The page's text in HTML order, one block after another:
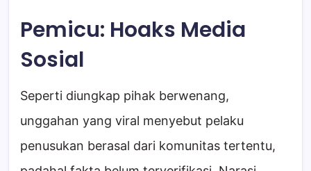
Pemicu: Hoaks Media
Sosial
Seperti diungkap pihak berwenang,
unggahan yang viral menyebut pelaku
penusukan berasal dari komunitas tertentu,